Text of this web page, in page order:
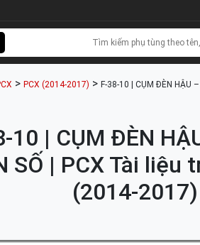
> PCX (2014-2017) > F-38-10 | CỤM ĐÈN HẬU
10 | CỤM ĐÈN
SỐ | PCX Tài liệu
(2014-2017)